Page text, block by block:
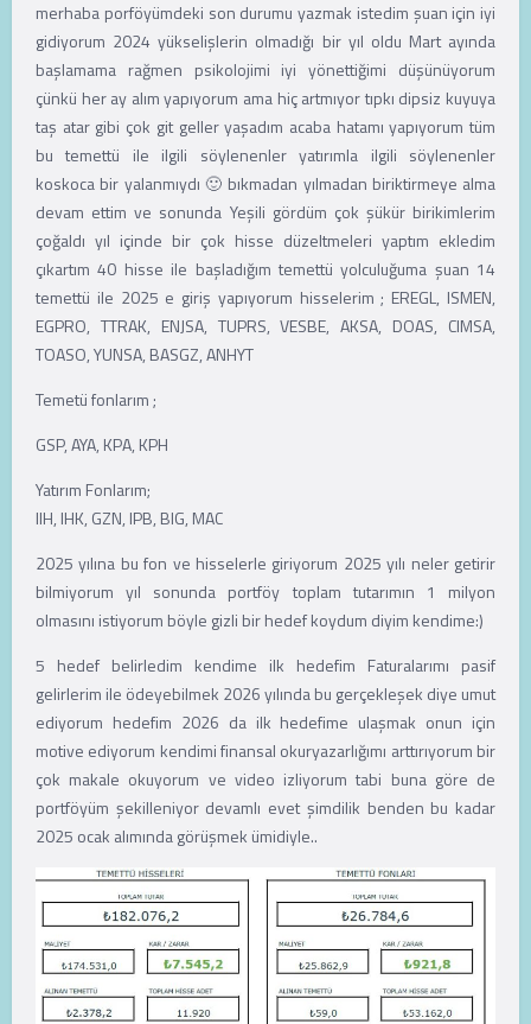
merhaba porföyümdeki son durumu yazmak istedim şuan için iyi
gidiyorum 2024 yükselişlerin olmadığı bir yıl oldu Mart ayında
başlamama rağmen psikolojimi iyi yönettiğimi düşünüyorum
çünkü her ay alım yapıyorum ama hiç artmıyor tıpkı dipsiz kuyuya
taş atar gibi çok git geller yaşadım acaba hatamı yapıyorum tüm
bu temettü ile ilgili söylenenler yatırımla ilgili söylenenler
koskoca bir yalanmıydı 🙂 bıkmadan yılmadan biriktirmeye alma
devam ettim ve sonunda Yeşili gördüm çok şükür birikimlerim
çoğaldı yıl içinde bir çok hisse düzeltmeleri yaptım ekledim
çıkartım 40 hisse ile başladığım temettü yolculuğuma şuan 14
temettü ile 2025 e giriş yapıyorum hisselerim ; EREGL, ISMEN,
EGPRO, TTRAK, ENJSA, TUPRS, VESBE, AKSA, DOAS, CIMSA,
TOASO, YUNSA, BASGZ, ANHYT
Temetü fonlarım ;
GSP, AYA, KPA, KPH
Yatırım Fonlarım;
IIH, IHK, GZN, IPB, BIG, MAC
2025 yılına bu fon ve hisselerle giriyorum 2025 yılı neler getirir
bilmiyorum yıl sonunda portföy toplam tutarımın 1 milyon
olmasını istiyorum böyle gizli bir hedef koydum diyim kendime:)
5 hedef belirledim kendime ilk hedefim Faturalarımı pasif
gelirlerim ile ödeyebilmek 2026 yılında bu gerçekleşek diye umut
ediyorum hedefim 2026 da ilk hedefime ulaşmak onun için
motive ediyorum kendimi finansal okuryazarlığımı arttırıyorum bir
çok makale okuyorum ve video izliyorum tabi buna göre de
portföyüm şekilleniyor devamlı evet şimdilik benden bu kadar
2025 ocak alımında görüşmek ümidiyle..